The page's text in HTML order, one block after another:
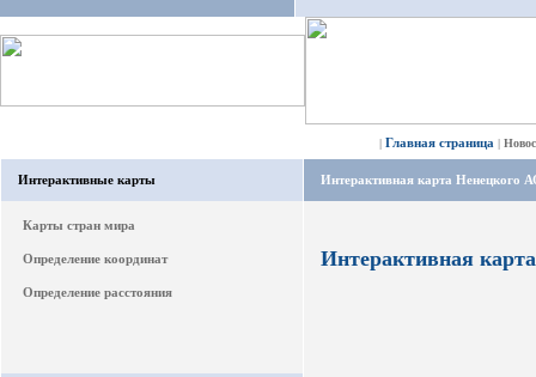
| Главная страница |
Интерактивные карты
Карты стран мира
Определение координат
Определение расстояния
Интерактивная карта Ненецкого
Интерактивная